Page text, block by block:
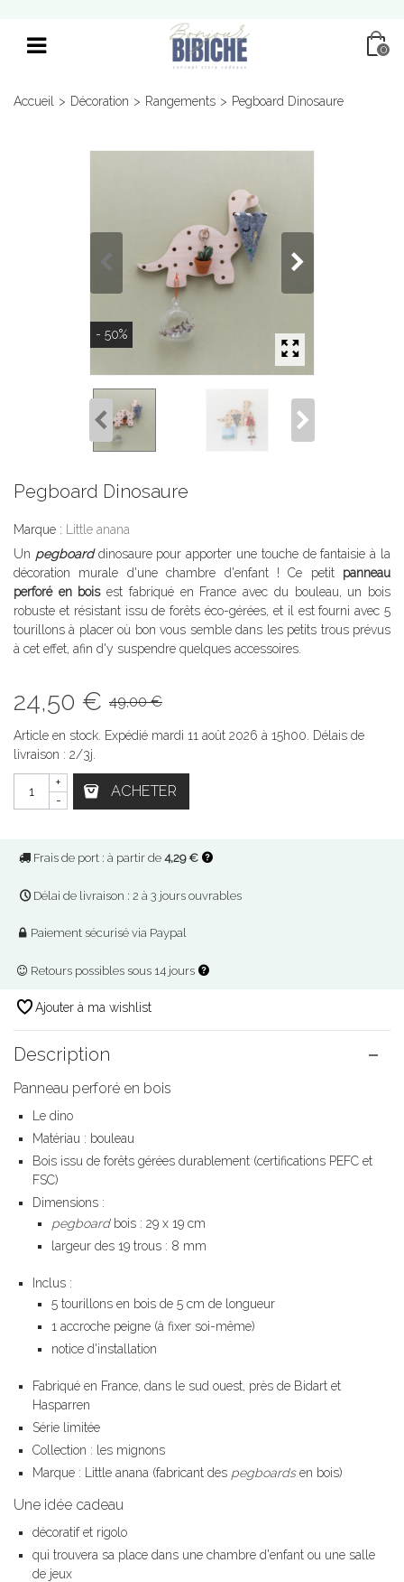
0
Accueil > Décoration > Rangements > Pegboard Dinosaure
- 50%
Pegboard Dinosaure
Marque :
Little anana
Un pegboarddinosaure pour apporter une touche de fantaisie à la
décoration murale d'une chambre d'enfant ! Ce petit panneau
perforé en boisest fabriqué en France avec du bouleau, un bois
robuste et résistant issu de forêts éco-gérées, et il est fourni avec 5
tourillons à placer où bon vous semble dans les petits trous prévus
à cet effet, afin d'y suspendre quelques accessoires.
24,50 € 49,00 €
Article en stock. Expédié mardi 11 août 2026 à 15h00. Délais de
livraison : 2/3j.
-
+ ACHETER
Frais de port : à partir de 4,29 €
Délai de livraison : 2 à 3 jours ouvrables
Paiement sécurisé via Paypal
Retours possibles sous 14 jours
Ajouter à ma wishlist
Description
Panneau perforé en bois
Le dino
Matériau : bouleau
Bois issu de forêts gérées durablement (certifications PEFC et
FSC)
Dimensions :
pegboardbois : 29 x 19 cm
largeur des 19 trous : 8 mm
Inclus :
5 tourillons en bois de 5 cm de longueur
1 accroche peigne (à fixer soi-même)
notice d'installation
Fabriqué en France, dans le sud ouest, près de Bidart et
Hasparren
Série limitée
Collection : les mignons
Marque : Little anana (fabricant des pegboardsen bois)
Une idée cadeau
décoratif et rigolo
qui trouvera sa place dans une chambre d'enfant ou une salle
de jeux